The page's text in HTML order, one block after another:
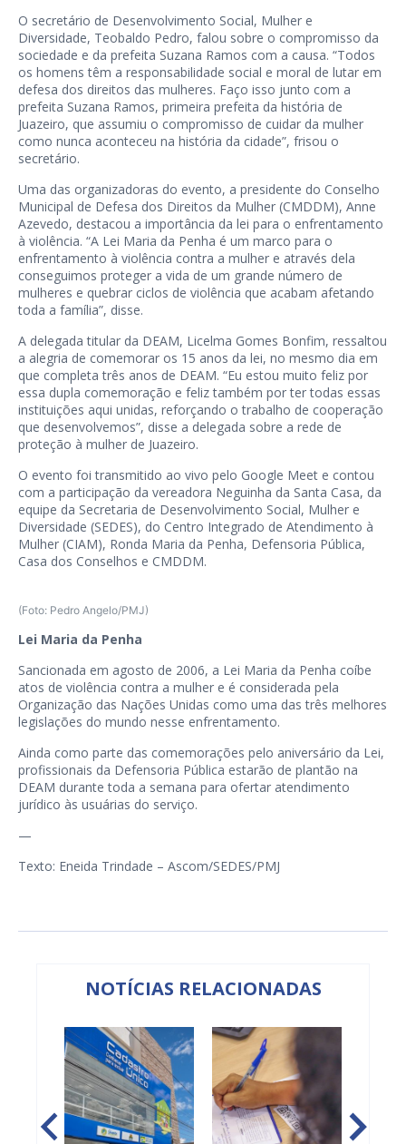
O secretário de Desenvolvimento Social, Mulher e
Diversidade, Teobaldo Pedro, falou sobre o compromisso da
sociedade e da prefeita Suzana Ramos com a causa. “Todos
os homens têm a responsabilidade social e moral de lutar em
defesa dos direitos das mulheres. Faço isso junto com a
prefeita Suzana Ramos, primeira prefeita da história de
Juazeiro, que assumiu o compromisso de cuidar da mulher
como nunca aconteceu na história da cidade”, frisou o
secretário.
Uma das organizadoras do evento, a presidente do Conselho
Municipal de Defesa dos Direitos da Mulher (CMDDM), Anne
Azevedo, destacou a importância da lei para o enfrentamento
à violência. “A Lei Maria da Penha é um marco para o
enfrentamento à violência contra a mulher e através dela
conseguimos proteger a vida de um grande número de
mulheres e quebrar ciclos de violência que acabam afetando
toda a família”, disse.
A delegada titular da DEAM, Licelma Gomes Bonfim, ressaltou
a alegria de comemorar os 15 anos da lei, no mesmo dia em
que completa três anos de DEAM. “Eu estou muito feliz por
essa dupla comemoração e feliz também por ter todas essas
instituições aqui unidas, reforçando o trabalho de cooperação
que desenvolvemos”, disse a delegada sobre a rede de
proteção à mulher de Juazeiro.
O evento foi transmitido ao vivo pelo Google Meet e contou
com a participação da vereadora Neguinha da Santa Casa, da
equipe da Secretaria de Desenvolvimento Social, Mulher e
Diversidade (SEDES), do Centro Integrado de Atendimento à
Mulher (CIAM), Ronda Maria da Penha, Defensoria Pública,
Casa dos Conselhos e CMDDM.
(Foto: Pedro Angelo/PMJ)
Lei Maria da Penha
Sancionada em agosto de 2006, a Lei Maria da Penha coíbe
atos de violência contra a mulher e é considerada pela
Organização das Nações Unidas como uma das três melhores
legislações do mundo nesse enfrentamento.
Ainda como parte das comemorações pelo aniversário da Lei,
profissionais da Defensoria Pública estarão de plantão na
DEAM durante toda a semana para ofertar atendimento
jurídico às usuárias do serviço.
—
Texto: Eneida Trindade – Ascom/SEDES/PMJ
NOTÍCIAS RELACIONADAS